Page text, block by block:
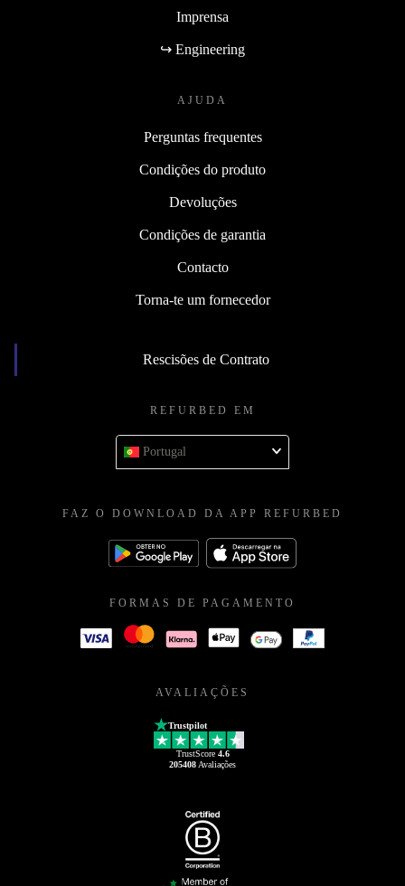
Imprensa
↪ Engineering
AJUDA
Perguntas frequentes
Condições do produto
Devoluções
Condições de garantia
Contacto
Torna-te um fornecedor
Rescisões de Contrato
REFURBED EM
Portugal
FAZ O DOWNLOAD DA APP REFURBED
FORMAS DE PAGAMENTO
AVALIAÇÕES
Trustpilot
TrustScore 4.6
205408 Avaliações